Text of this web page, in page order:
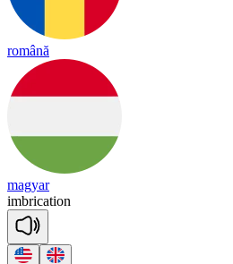
română
magyar
imbrication